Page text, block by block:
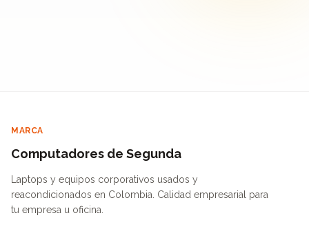
MARCA
Computadores de Segunda
Laptops y equipos corporativos usados y
reacondicionados en Colombia. Calidad empresarial para
tu empresa u oficina.